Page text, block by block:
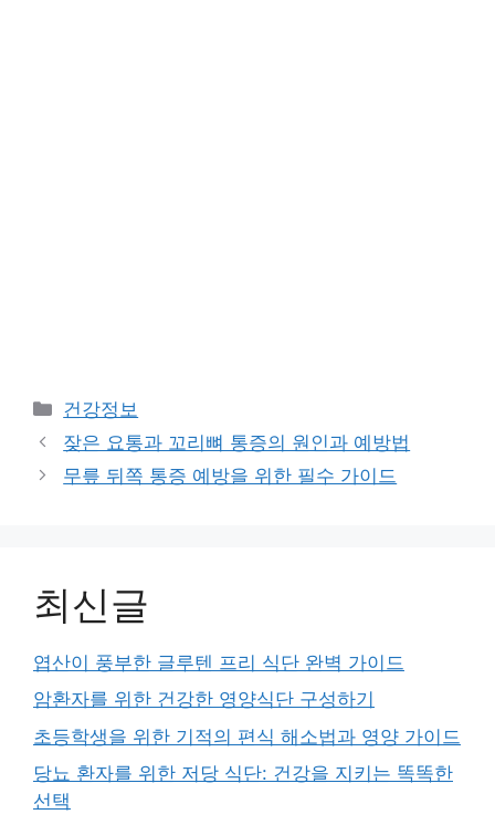
Categories
건강정보
잦은 요통과 꼬리뼈 통증의 원인과 예방법
무릎 뒤쪽 통증 예방을 위한 필수 가이드
최신글
엽산이 풍부한 글루텐 프리 식단 완벽 가이드
암환자를 위한 건강한 영양식단 구성하기
초등학생을 위한 기적의 편식 해소법과 영양 가이드
당뇨 환자를 위한 저당 식단: 건강을 지키는 똑똑한
선택